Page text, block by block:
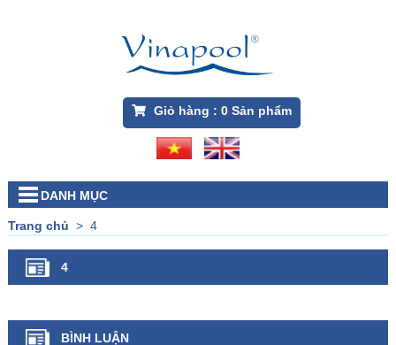
Giỏ hàng : 0Sản phẩm
DANH MỤC
Trang chủ > 4
4
BÌNH LUẬN